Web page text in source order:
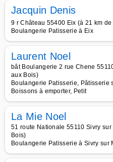
Jacquin Denis
9 r Château 55400 Eix (à 21 km
Boulangerie Patisserie à Eix
Laurent Noel
bât Boulangerie 2 rue Chene
aux Bois)
Boulangerie Patisserie, Pâtisserie
Boissons à emporter, Petit
La Mie Noel
51 route Nationale 55110 Sivry
Bois)
Boulangerie Patisserie à Sivry sur